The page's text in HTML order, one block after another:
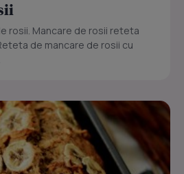
rosii. Mancare de rosii reteta
de mancare de rosii cu